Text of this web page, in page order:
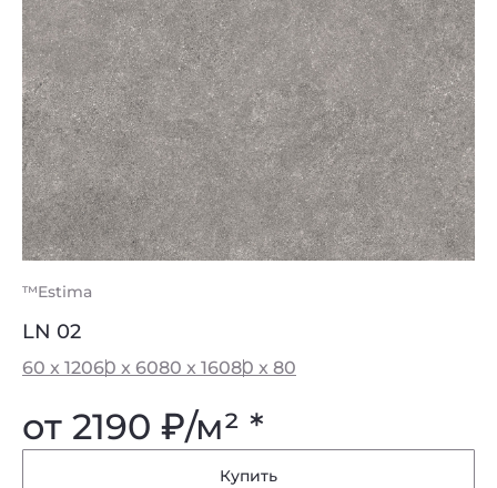
™Estima
LN 02
60 x 12060 x 6080 x 16080 x 80
от 2190 ₽/м² *
Купить